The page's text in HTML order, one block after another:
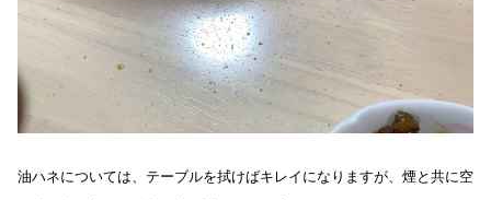
油ハネについては、テーブルを拭けばキレイになりますが、煙と共に空